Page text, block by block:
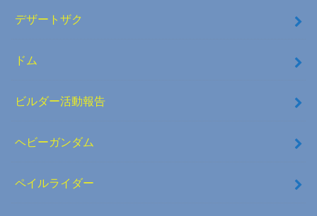
デザートザク
ドム
ビルダー活動報告
ヘビーガンダム
ペイルライダー